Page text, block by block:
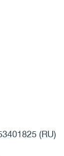
(RU)